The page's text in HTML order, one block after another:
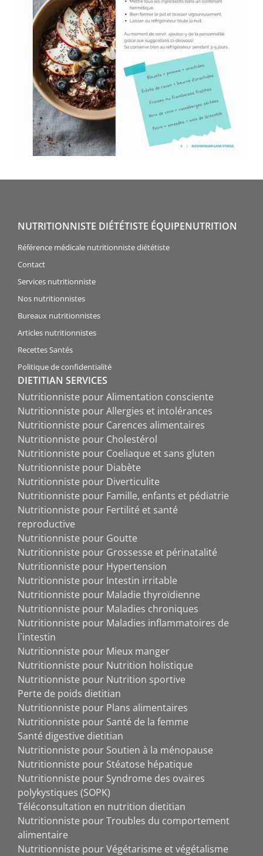
NUTRITIONNISTE DIÉTÉTISTE ÉQUIPENUTRITION
Référence médicale nutritionniste diététiste
Contact
Services nutritionniste
Nos nutritionnistes
Bureaux nutritionnistes
Articles nutritionnistes
Recettes Santés
Politique de confidentialité
DIETITIAN SERVICES
Nutritionniste pour Alimentation consciente
Nutritionniste pour Allergies et intolérances
Nutritionniste pour Carences alimentaires
Nutritionniste pour Cholestérol
Nutritionniste pour Coeliaque et sans gluten
Nutritionniste pour Diabète
Nutritionniste pour Diverticulite
Nutritionniste pour Famille, enfants et pédiatrie
Nutritionniste pour Fertilité et santé
reproductive
Nutritionniste pour Goutte
Nutritionniste pour Grossesse et périnatalité
Nutritionniste pour Hypertension
Nutritionniste pour Intestin irritable
Nutritionniste pour Maladie thyroïdienne
Nutritionniste pour Maladies chroniques
Nutritionniste pour Maladies inflammatoires de
l`intestin
Nutritionniste pour Mieux manger
Nutritionniste pour Nutrition holistique
Nutritionniste pour Nutrition sportive
Perte de poids dietitian
Nutritionniste pour Plans alimentaires
Nutritionniste pour Santé de la femme
Santé digestive dietitian
Nutritionniste pour Soutien à la ménopause
Nutritionniste pour Stéatose hépatique
Nutritionniste pour Syndrome des ovaires
polykystiques (SOPK)
Téléconsultation en nutrition dietitian
Nutritionniste pour Troubles du comportement
alimentaire
Nutritionniste pour Végétarisme et végétalisme